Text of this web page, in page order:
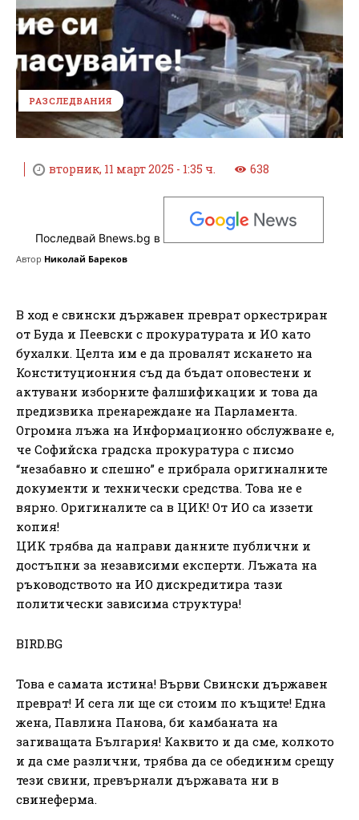
РАЗСЛЕДВАНИЯ
вторник, 11 март 2025 - 1:35 ч. 638
Последвай Bnews.bg в
Автор Николай Бареков
В ход е свински държавен преврат оркестриран
от Буда и Пеевски с прокуратурата и ИО като
бухалки. Целта им е да провалят искането на
Конституционния съд да бъдат оповестени и
актувани изборните фалшификации и това да
предизвика пренареждане на Парламента.
Огромна лъжа на Информационно обслужване е,
че Софийска градска прокуратура с писмо
“незабавно и спешно” е прибрала оригиналните
документи и технически средства. Това не е
вярно. Оригиналите са в ЦИК! От ИО са иззети
копия!
ЦИК трябва да направи данните публични и
достъпни за независими експерти. Лъжата на
ръководството на ИО дискредитира тази
политически зависима структура!
BIRD.BG
Това е самата истина! Върви Свински държавен
преврат! И сега ли ще си стоим по къщите! Една
жена, Павлина Панова, би камбаната на
загиващата България! Каквито и да сме, колкото
и да сме различни, трябва да се обединим срещу
тези свини, превърнали държавата ни в
свинеферма.